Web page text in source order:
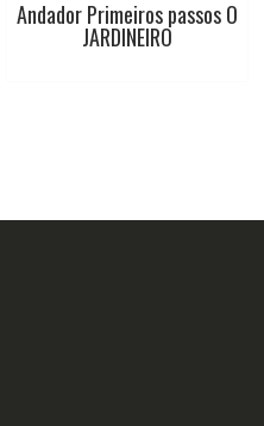
Andador Primeiros passos O
JARDINEIRO